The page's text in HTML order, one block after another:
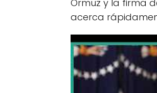
Ormuz y la firma
acerca